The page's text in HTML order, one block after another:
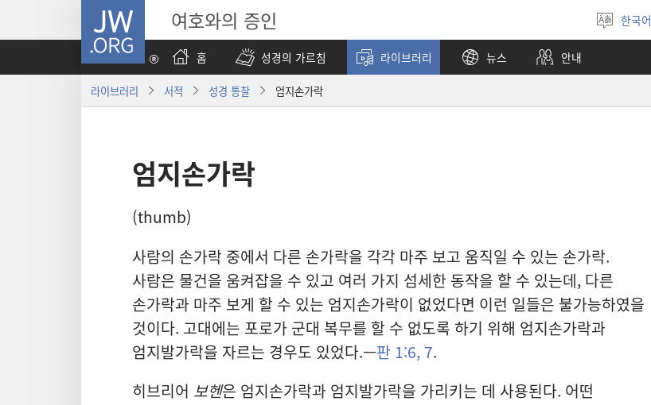
JW.ORG 여호와의 증인
언어
선택
한국어
홈
성경의 가르침 라이브러리 뉴스 안내
라이브러리 서적 성경 통찰 엄지손가락
엄지손가락
(thumb)
사람의 손가락 중에서 다른 손가락을 각각 마주 보고 움직일 수 있는 손가락.
사람은 물건을 움켜잡을 수 있고 여러 가지 섬세한 동작을 할 수 있는데, 다른
손가락과 마주 보게 할 수 있는 엄지손가락이 없었다면 이런 일들은 불가능하였을
것이다. 고대에는 포로가 군대 복무를 할 수 없도록 하기 위해 엄지손가락과
엄지발가락을 자르는 경우도 있었다.—판 1:6, 7.
히브리어 보헨은 엄지손가락과 엄지발가락을 가리키는 데 사용된다. 어떤